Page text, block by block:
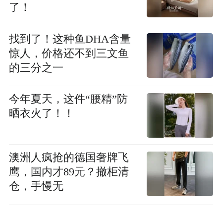
了！
找到了！这种鱼DHA含量
惊人，价格还不到三文鱼
的三分之一
今年夏天，这件“腰精”防
晒衣火了！！
澳洲人疯抢的德国奢牌飞
鹰，国内才89元？撤柜清
仓，手慢无